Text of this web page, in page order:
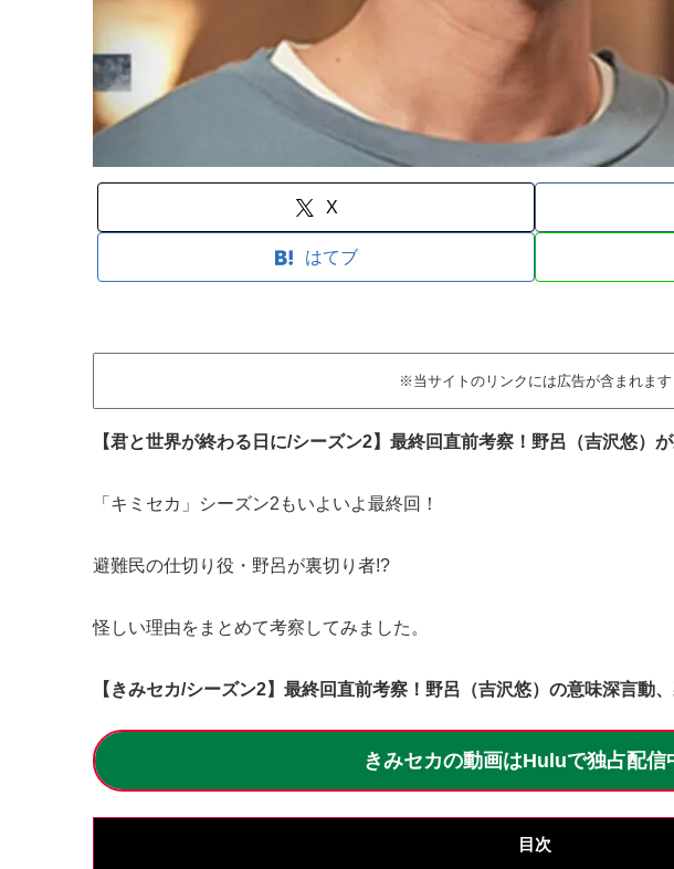
X
はてブ
※当サイトのリンクには広告が含まれます
【君と世界が終わる日に/シーズン2】最終回直前考察！野呂（吉沢悠）
「キミセカ」シーズン2もいよいよ最終回！
避難民の仕切り役・野呂が裏切り者!?
怪しい理由をまとめて考察してみました。
【きみセカ/シーズン2】最終回直前考察！野呂（吉沢悠）の意味深言動
きみセカの動画はHuluで独占配信
目次